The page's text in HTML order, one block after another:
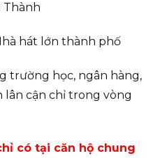
Thành
hát lớn thành phố
trường học, ngân hàng,
lân cận chỉ trong vòng
có tại căn hộ chung